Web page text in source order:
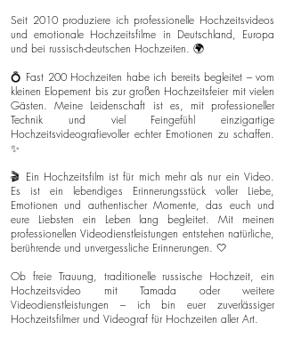
Seit 2010 produziere ich professionelle Hochzeitsvideos
und emotionale Hochzeitsfilme in Deutschland, Europa
und bei russisch-deutschen Hochzeiten. 🌍
💍 Fast 200 Hochzeiten habe ich bereits begleitet – vom
kleinen Elopement bis zur großen Hochzeitsfeier mit vielen
Gästen. Meine Leidenschaft ist es, mit professioneller
Technik und viel Feingefühl einzigartige
Hochzeitsvideografievoller echter Emotionen zu schaffen.
✨
🎬 Ein Hochzeitsfilm ist für mich mehr als nur ein Video.
Es ist ein lebendiges Erinnerungsstück voller Liebe,
Emotionen und authentischer Momente, das euch und
eure Liebsten ein Leben lang begleitet. Mit meinen
professionellen Videodienstleistungen entstehen natürliche,
berührende und unvergessliche Erinnerungen. 🤍
Ob freie Trauung, traditionelle russische Hochzeit, ein
Hochzeitsvideo mit Tamada oder weitere
Videodienstleistungen – ich bin euer zuverlässiger
Hochzeitsfilmer und Videograf für Hochzeiten aller Art.